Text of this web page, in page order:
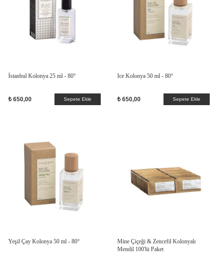
İstanbul Kolonya 25 ml - 80°
₺ 650,00 Sepete Ekle
Ice Kolonya 50 ml - 80°
₺ 650,00 Sepete Ekle
Yeşil Çay Kolonya 50 ml - 80°
Mine Çiçeği & Zencefil Kolonyalı
Mendil 100'lü Paket